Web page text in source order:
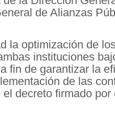
de Alianzas
la optimización de
instituciones
fin de garantizar la
de las
decreto firmado